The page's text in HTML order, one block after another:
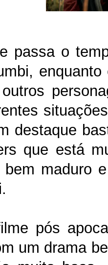
passa o
destaque
que está
maduro
pós
um drama